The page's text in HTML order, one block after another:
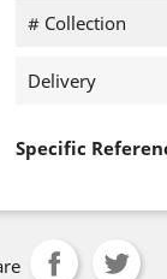
# Collection
Delivery
Specific